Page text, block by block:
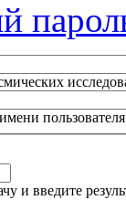
и введите